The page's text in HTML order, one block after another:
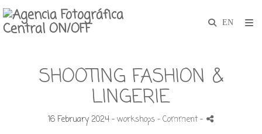
SHOOTING FASHION &
LINGERIE
16 February 2024 -workshops - Comment-